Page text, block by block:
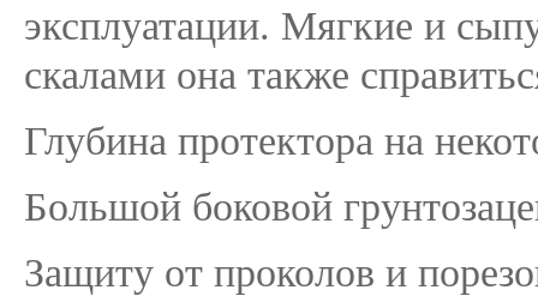
эксплуатации. Мягкие и
скалами она также
Глубина протектора на
Большой боковой
Защиту от проколов и